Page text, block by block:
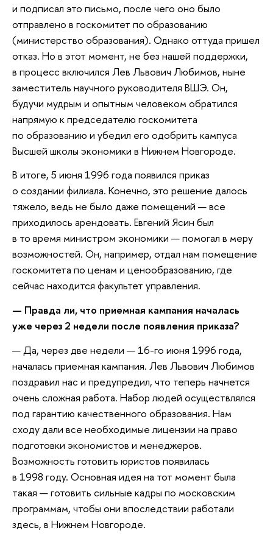
и подписал это письмо, после чего оно было
отправлено в госкомитет по образованию
(министерство образования). Однако оттуда пришел
отказ. Но в этот момент, не без нашей поддержки,
в процесс включился Лев Львович Любимов, ныне
заместитель научного руководителя ВШЭ. Он,
будучи мудрым и опытным человеком обратился
напрямую к председателю госкомитета
по образованию и убедил его одобрить кампуса
Высшей школы экономики в Нижнем Новгороде.
В итоге, 5 июня 1996 года появился приказ
о создании филиала. Конечно, это решение далось
тяжело, ведь не было даже помещений — все
приходилось арендовать. Евгений Ясин был
в то время министром экономики — помогал в меру
возможностей. Он, например, отдал нам помещение
госкомитета по ценам и ценообразованию, где
сейчас находится факультет управления.
— Правда ли, что приемная кампания началась
уже через 2 недели после появления приказа?
— Да, через две недели — 16-го июня 1996 года,
началась приемная кампания. Лев Львович Любимов
поздравил нас и предупредил, что теперь начнется
очень сложная работа. Набор людей осуществлялся
под гарантию качественного образования. Нам
сходу дали все необходимые лицензии на право
подготовки экономистов и менеджеров.
Возможность готовить юристов появилась
в 1998 году. Основная идея на тот момент была
такая — готовить сильные кадры по московским
программам, чтобы они впоследствии работали
здесь, в Нижнем Новгороде.